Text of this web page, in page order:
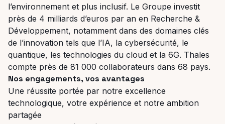
l’environnement et plus inclusif. Le Groupe investit
près de 4 milliards d’euros par an en Recherche &
Développement, notamment dans des domaines clés
de l’innovation tels que l’IA, la cybersécurité, le
quantique, les technologies du cloud et la 6G. Thales
compte près de 81 000 collaborateurs dans 68 pays.
Nos engagements, vos avantages
Une réussite portée par notre excellence
technologique, votre expérience et notre ambition
partagée